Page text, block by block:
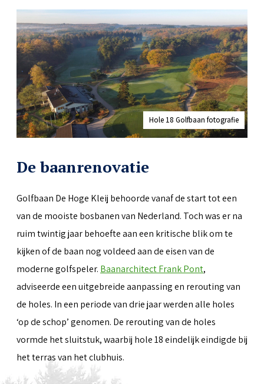
Hole 18 Golfbaan fotografie
De baanrenovatie
Golfbaan De Hoge Kleij behoorde vanaf de start tot een
van de mooiste bosbanen van Nederland. Toch was er na
ruim twintig jaar behoefte aan een kritische blik om te
kijken of de baan nog voldeed aan de eisen van de
moderne golfspeler. Baanarchitect Frank Pont,
adviseerde een uitgebreide aanpassing en rerouting van
de holes. In een periode van drie jaar werden alle holes
‘op de schop’ genomen. De rerouting van de holes
vormde het sluitstuk, waarbij hole 18 eindelijk eindigde bij
het terras van het clubhuis.